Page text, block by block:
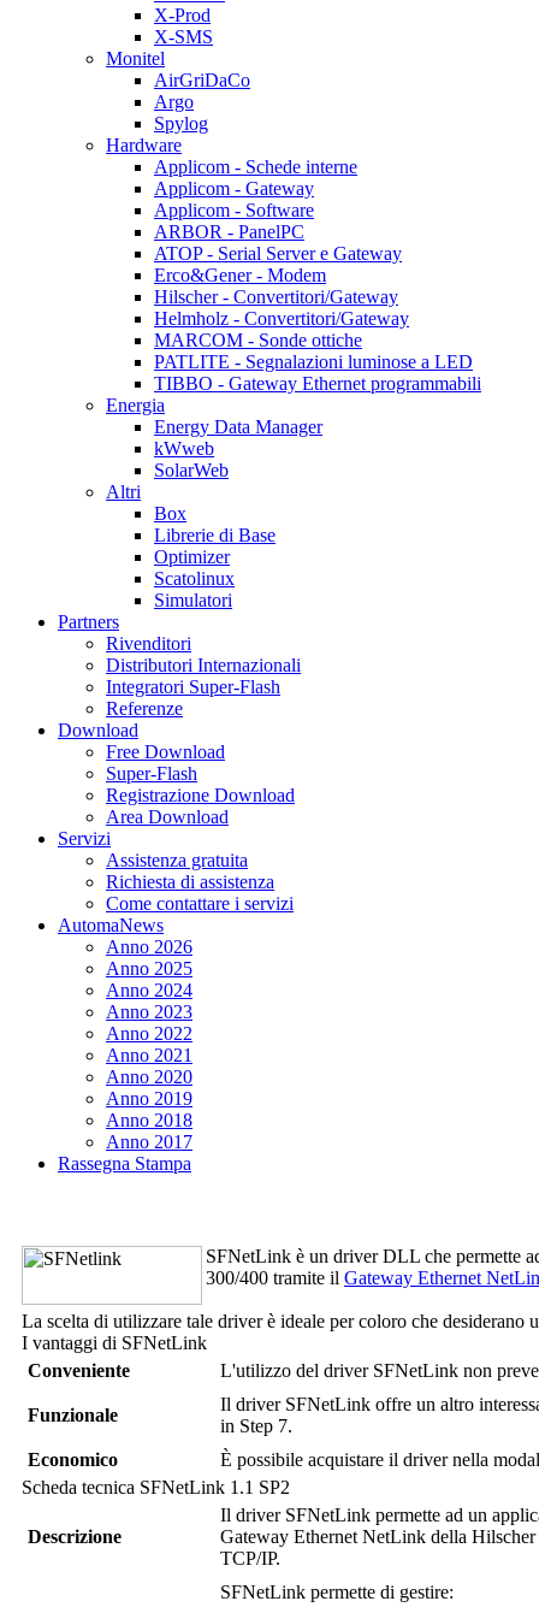
X-Prod
X-SMS
Monitel
AirGriDaCo
Argo
Spylog
Hardware
Applicom - Schede interne
Applicom - Gateway
Applicom - Software
ARBOR - PanelPC
ATOP - Serial Server e Gateway
Erco&Gener - Modem
Hilscher - Convertitori/Gateway
Helmholz - Convertitori/Gateway
MARCOM - Sonde ottiche
PATLITE - Segnalazioni luminose a LED
TIBBO - Gateway Ethernet programmabili
Energia
Energy Data Manager
kWweb
SolarWeb
Altri
Box
Librerie di Base
Optimizer
Scatolinux
Simulatori
Partners
Rivenditori
Distributori Internazionali
Integratori Super-Flash
Referenze
Download
Free Download
Super-Flash
Registrazione Download
Area Download
Servizi
Assistenza gratuita
Richiesta di assistenza
Come contattare i servizi
AutomaNews
Anno 2026
Anno 2025
Anno 2024
Anno 2023
Anno 2022
Anno 2021
Anno 2020
Anno 2019
Anno 2018
Anno 2017
Rassegna Stampa
SFNetLink è un driver DLL che permette
300/400 tramite il Gateway Ethernet
La scelta di utilizzare tale driver è ideale per coloro che desiderano
I vantaggi di SFNetLink
Conveniente
L'utilizzo del driver SFNetLink non
Funzionale
Il driver SFNetLink offre un altro
in Step 7.
Economico
È possibile acquistare il driver nella
Scheda tecnica SFNetLink 1.1 SP2
Descrizione
Il driver SFNetLink permette ad un
Gateway Ethernet NetLink della
TCP/IP.
SFNetLink permette di gestire: